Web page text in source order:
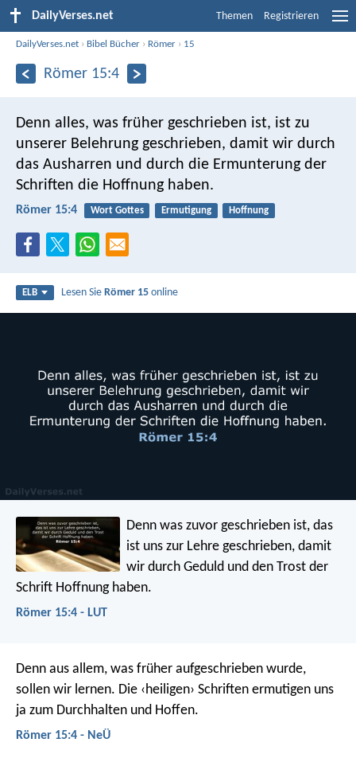
DailyVerses.net Themen Registrieren
DailyVerses.net › Bibel Bücher › Römer › 15
Römer 15:4
Denn alles, was früher geschrieben ist, ist zu
unserer Belehrung geschrieben, damit wir durch
das Ausharren und durch die Ermunterung der
Schriften die Hoffnung haben.
Römer 15:4 Wort Gottes Ermutigung Hoffnung
ELB Lesen SieRömer 15 online
Denn was zuvor geschrieben ist, das
ist uns zur Lehre geschrieben, damit
wir durch Geduld und den Trost der
Schrift Hoffnung haben.
Römer 15:4 - LUT
Denn aus allem, was früher aufgeschrieben wurde,
sollen wir lernen. Die ‹heiligen› Schriften ermutigen uns
ja zum Durchhalten und Hoffen.
Römer 15:4 - NeÜ